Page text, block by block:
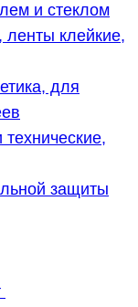
и стеклом
ленты клейкие,
для
защиты